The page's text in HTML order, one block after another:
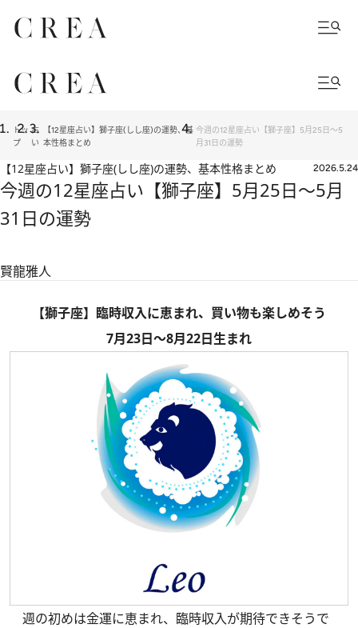
トッ
プ
占
い
【12星座占い】獅子座(しし座)の運勢、基
本性格まとめ
今週の12星座占い【獅子座】5月25日〜5
月31日の運勢
【12星座占い】獅子座(しし座)の運勢、基本性格まとめ 2026.5.24
今週の12星座占い【獅子座】5月25日〜5月
31日の運勢
賢龍雅人
【獅子座】臨時収入に恵まれ、買い物も楽しめそう
7月23日～8月22日生まれ
週の初めは金運に恵まれ、臨時収入が期待できそうで